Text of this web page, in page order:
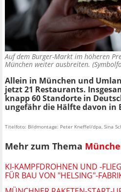
Auf dem Burger-Markt im höheren
München weiter ausbreiten.
Allein in München und
jetzt 21 Restaurants.
knapp 60 Standorte in
ungefähr die Hälfte davon in
Titelfoto: Bildmontage: Peter Kneffel/dpa, Sina
Mehr zum Thema
KI-KAMPFDROHNEN UND -
FÜR BAU VON "HELSING"-